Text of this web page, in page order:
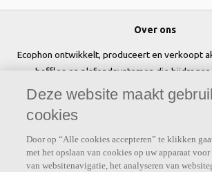
Over ons
Ecophon ontwikkelt, produceert en verkoopt
baffles en plafondsystemen die bijdragen
werkomgeving door het welzijn en de
verbeteren.
Deze website maakt
cookies
Door op “Alle cookies accepteren” te klikken
met het opslaan van cookies op uw apparaat voor
van websitenavigatie, het analyseren van